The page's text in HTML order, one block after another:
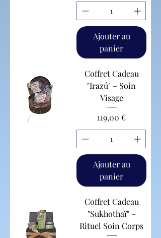
Ajouter au
panier
Coffret Cadeau
"Irazú" – Soin
Visage
Prix
119,00 €
Ajouter au
panier
Coffret Cadeau
"Sukhothaï" –
Rituel Soin Corps